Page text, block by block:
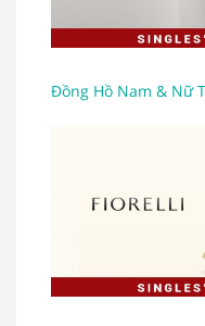
Đồng Hồ Nam & Nữ